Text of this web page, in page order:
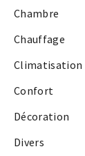
Chambre
Chauffage
Climatisation
Confort
Décoration
Divers